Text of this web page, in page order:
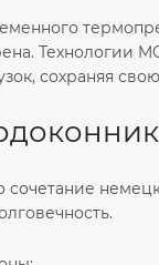
Технологии
сохраняя
сочетание